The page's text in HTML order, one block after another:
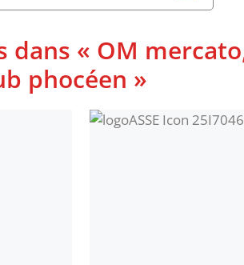
dans « OM
phocéen »